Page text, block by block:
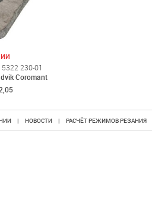
230-01
Coromant
| НОВОСТИ | РАСЧЁТ РЕЖИМОВ РЕЗАНИЯ